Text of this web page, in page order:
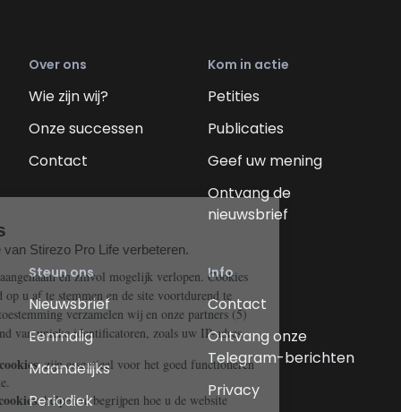
Over ons
Wie zijn wij?
Onze successen
Contact
Kom in actie
Petities
Publicaties
Geef uw mening
Ontvang de
nieuwsbrief
Steun ons
Nieuwsbrief
Eenmalig
Maandelijks
Periodiek
Info
Contact
Ontvang onze
Telegram-berichten
Privacy